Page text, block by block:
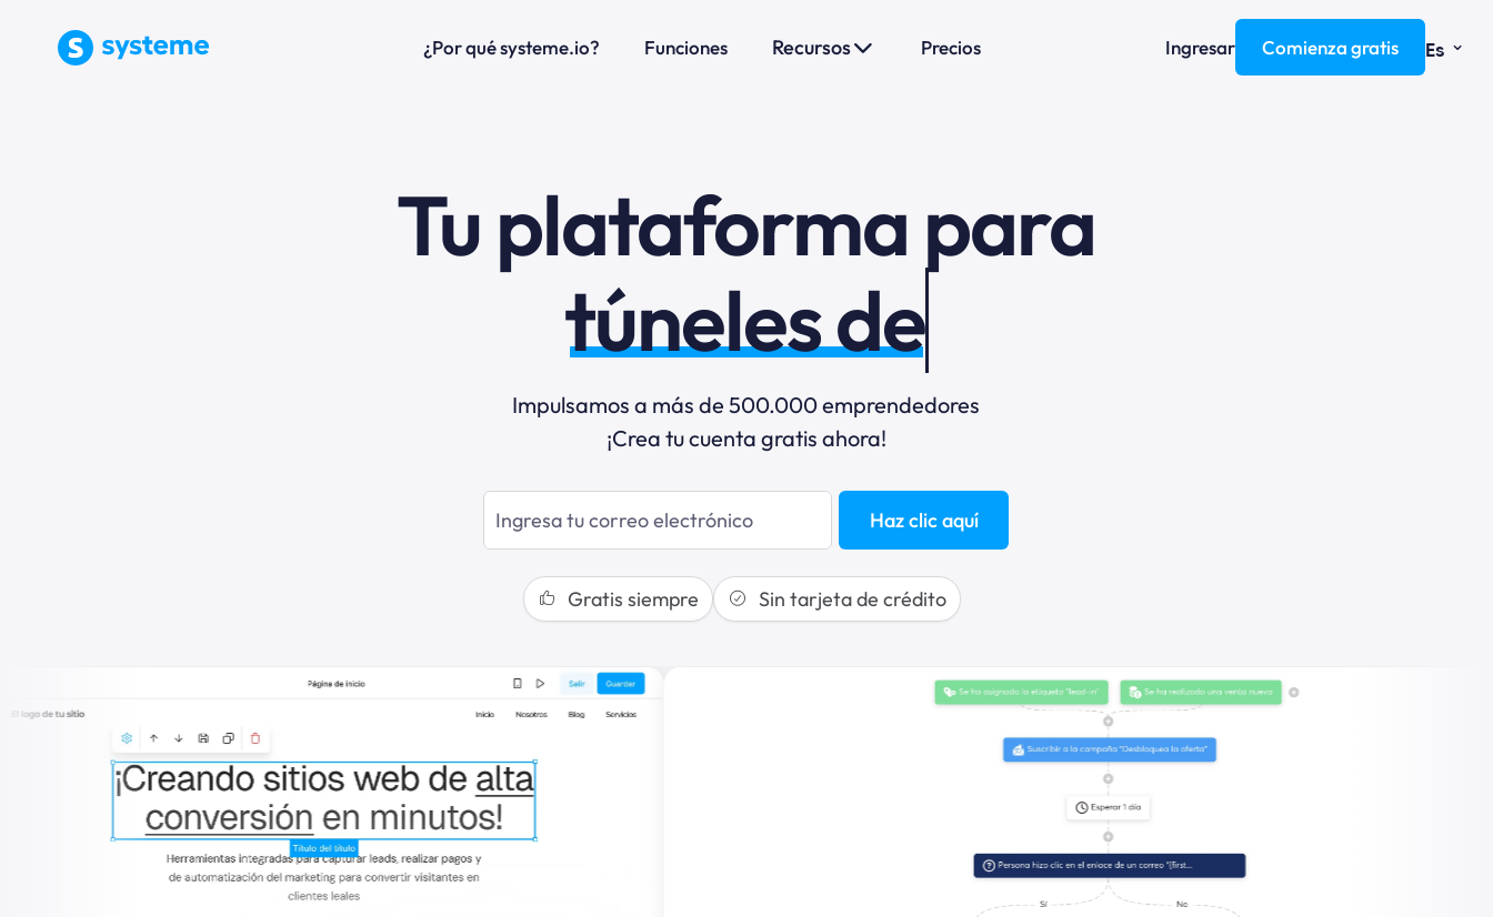
¿Por qué systeme.io? Funciones Recursos Precios Ingresar Comienza gratis Es ⌄
Tu plataforma para
Impulsamos a más de 500.000 emprendedores
¡Crea tu cuenta gratis ahora!
Haz clic aquí
Gratis siempre Sin tarjeta de crédito